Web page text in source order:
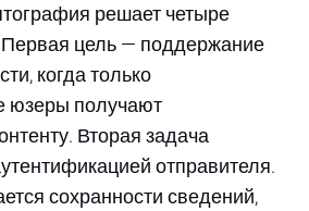
решает четыре
цель — поддержание
когда только
юзеры получают
Вторая задача
отправителя.
сохранности сведений,